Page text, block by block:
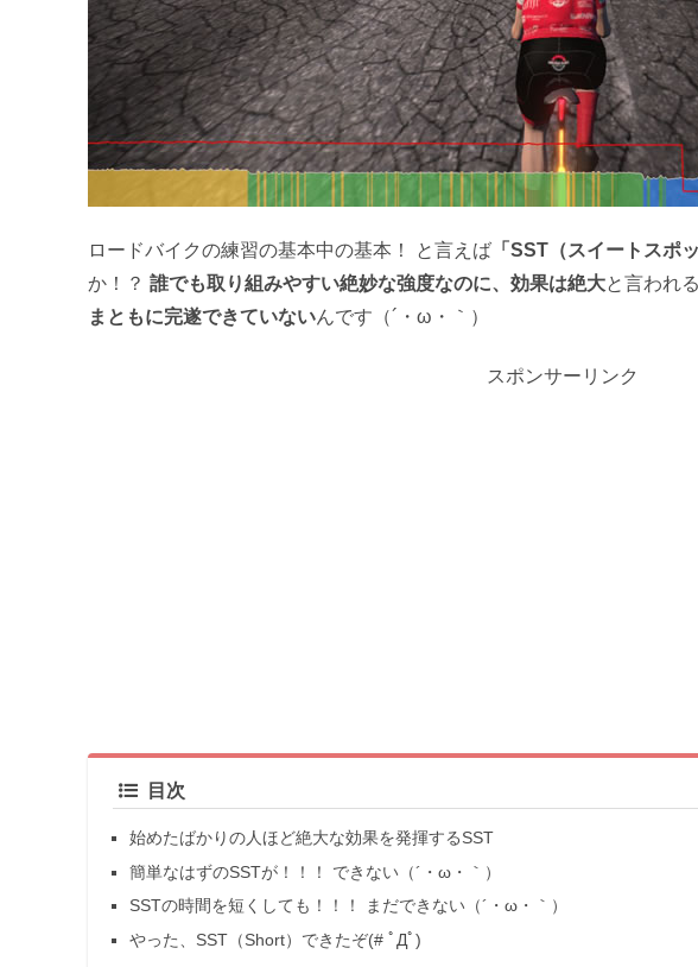
ロードバイクの練習の基本中の基本！ と言えば 「SST（スイートスポ
か！？ 誰でも取り組みやすい絶妙な強度なのに、効果は絶大と言われ
まともに完遂できていないんです（´・ω・｀）
スポンサーリンク
目次
始めたばかりの人ほど絶大な効果を発揮するSST
簡単なはずのSSTが！！！ できない（´・ω・｀）
SSTの時間を短くしても！！！ まだできない（´・ω・｀）
やった、SST（Short）できたぞ(# ﾟДﾟ)